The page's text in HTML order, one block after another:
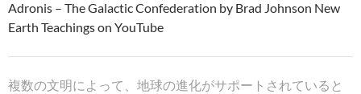
Adronis – The Galactic Confederation by Brad Johnson New
Earth Teachings on YouTube
複数の文明によって、地球の進化がサポートされていると